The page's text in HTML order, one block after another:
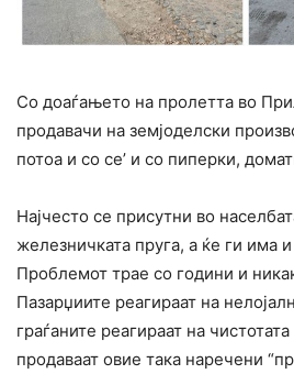
Со доаѓањето на пролетта во
продавачи на земјоделски
потоа и со се’ и со пиперки,
Најчесто се присутни во
железничката пруга, а ќе ги има
Проблемот трае со години и
Пазарџиите реагираат на
граѓаните реагираат на
продаваат овие така наречени